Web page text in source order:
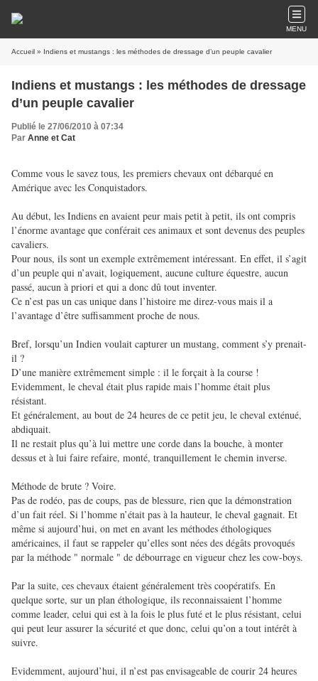
MENU
Accueil » Indiens et mustangs : les méthodes de dressage d’un peuple cavalier
Indiens et mustangs : les méthodes de dressage
d’un peuple cavalier
Publié le 27/06/2010 à 07:34
Par Anne et Cat
Comme vous le savez tous, les premiers chevaux ont débarqué en
Amérique avec les Conquistadors.
Au début, les Indiens en avaient peur mais petit à petit, ils ont compris
l’énorme avantage que conférait ces animaux et sont devenus des peuples
cavaliers.
Pour nous, ils sont un exemple extrêmement intéressant. En effet, il s’agit
d’un peuple qui n’avait, logiquement, aucune culture équestre, aucun
passé, aucun à priori et qui a donc dû tout inventer.
Ce n’est pas un cas unique dans l’histoire me direz-vous mais il a
l’avantage d’être suffisamment proche de nous.
Bref, lorsqu’un Indien voulait capturer un mustang, comment s’y prenait-
il ?
D’une manière extrêmement simple : il le forçait à la course !
Evidemment, le cheval était plus rapide mais l’homme était plus
résistant.
Et généralement, au bout de 24 heures de ce petit jeu, le cheval exténué,
abdiquait.
Il ne restait plus qu’à lui mettre une corde dans la bouche, à monter
dessus et à lui faire refaire, monté, tranquillement le chemin inverse.
Méthode de brute ? Voire.
Pas de rodéo, pas de coups, pas de blessure, rien que la démonstration
d’un fait réel. Si l’homme n’était pas à la hauteur, le cheval gagnait. Et
même si aujourd’hui, on met en avant les méthodes éthologiques
américaines, il faut se rappeler qu’elles sont nées des dégâts provoqués
par la méthode " normale " de débourrage en vigueur chez les cow-boys.
Par la suite, ces chevaux étaient généralement très coopératifs. En
quelque sorte, sur un plan éthologique, ils reconnaissaient l’homme
comme leader, celui qui est à la fois le plus futé et le plus résistant, celui
qui peut leur assurer la sécurité et que donc, celui qu’on a tout intérêt à
suivre.
Evidemment, aujourd’hui, il n’est pas envisageable de courir 24 heures